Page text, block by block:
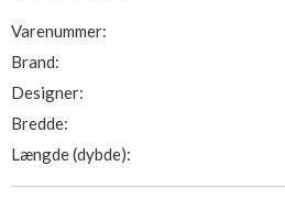
Varenummer:
Brand:
Designer:
Bredde:
Længde (dybde):